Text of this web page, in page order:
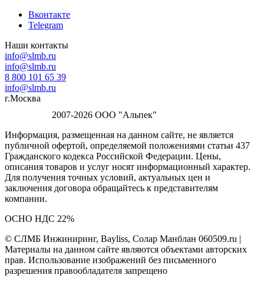
Вконтакте
Telegram
Наши контакты
info@slmb.ru
info@slmb.ru
8 800 101 65 39
info@slmb.ru
г.Москва
2007-2026 ООО "Альпек"
Информация, размещенная на данном сайте, не является
публичной офертой, определяемой положениями статьи 437
Гражданского кодекса Российской Федерации. Цены,
описания товаров и услуг носят информационный характер.
Для получения точных условий, актуальных цен и
заключения договора обращайтесь к представителям
компании.
ОСНО НДС 22%
© СЛМБ Инжиниринг, Bayliss, Солар Манблан 060509.ru |
Материалы на данном сайте являются объектами авторских
прав. Использование изображений без письменного
разрешения правообладателя запрещено